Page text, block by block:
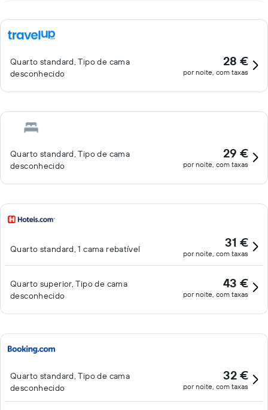
Quarto standard, Tipo de cama
desconhecido
28 €
por noite, com taxas
Quarto standard, Tipo de cama
desconhecido
29 €
por noite, com taxas
Quarto standard, 1 cama rebatível 31 €
por noite, com taxas
Quarto superior, Tipo de cama
desconhecido
43 €
por noite, com taxas
Quarto standard, Tipo de cama
desconhecido
32 €
por noite, com taxas